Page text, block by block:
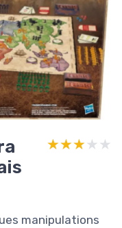
★★★★★
★★★★★
manipulations